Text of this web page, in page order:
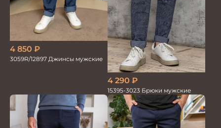
4 850 ₽
3059R/12897 Джинсы мужские
4 290 ₽
15395-3023 Брюки мужские